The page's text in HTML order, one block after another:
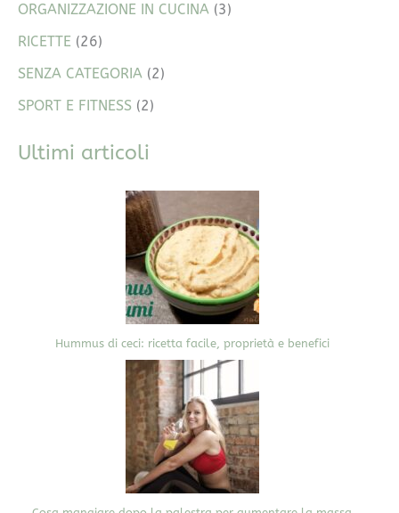
ORGANIZZAZIONE IN CUCINA (3)
RICETTE (26)
SENZA CATEGORIA (2)
SPORT E FITNESS (2)
Ultimi articoli
Hummus di ceci: ricetta facile, proprietà e benefici